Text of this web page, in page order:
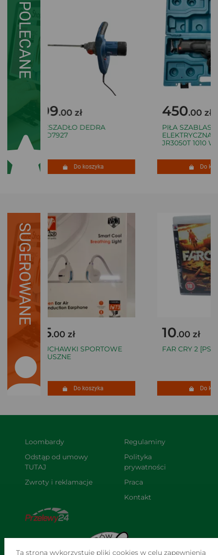
POLECANE
199.00 zł
MIESZADŁO DEDRA
DED7927
Do koszyka
450.00 zł
PIŁA SZABLASTA
ELEKTRYCZNA
JR3050T 1010 W
Do
SUGEROWANE
.00 zł
SŁUCHAWKI SPORTOWE
DOUSZNE
Do koszyka
10.00 zł
FAR CRY 2 [PS3]
Do
Loombardy
Odstąp od umowy
TUTAJ
Zwroty i reklamacje
Regulaminy
Polityka
prywatności
Praca
Kontakt
Ta strona wykorzystuje pliki cookies w celu zapewnienia